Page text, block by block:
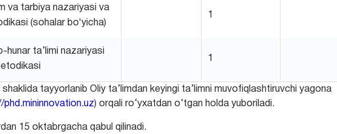
va tarbiya nazariyasi va
(sohalar boʻyicha)
1
hunar ta’limi nazariyasi
1
tayyorlanib Oliy ta’limdan keyingi ta’limni muvofiqlashtiruvchi yagona
phd.mininnovation.uz) orqali rо‘yxatdan о‘tgan holda yuboriladi.
15 oktabrgacha qabul qilinadi.